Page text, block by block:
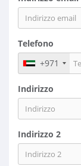
Telefono
+971
Indirizzo
Indirizzo 2